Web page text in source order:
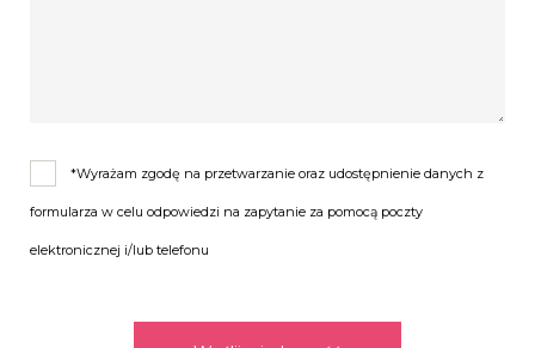
*Wyrażam zgodę na przetwarzanie oraz udostępnienie danych z
formularza w celu odpowiedzi na zapytanie za pomocą poczty
elektronicznej i/lub telefonu